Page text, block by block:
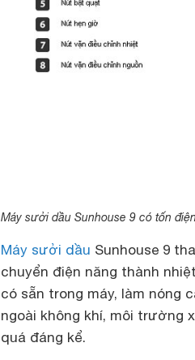
Máy sưởi dầu Sunhouse 9 có tốn
Máy sưởi dầu Sunhouse 9
chuyển điện năng thành
có sẵn trong máy, làm nóng
ngoài không khí, môi trường
quá đáng kể.